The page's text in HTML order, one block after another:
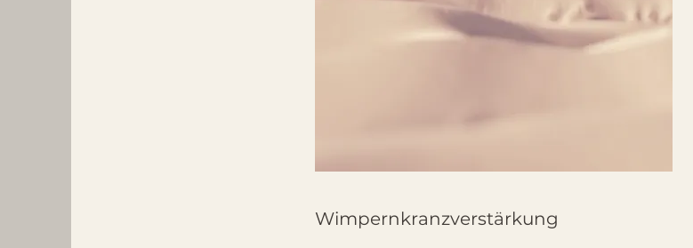
Wimpernkranzverstärkung